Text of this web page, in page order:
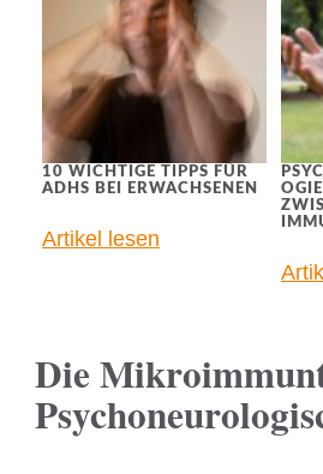
10 WICHTIGE TIPPS FÜR
ADHS BEI ERWACHSENEN
Artikel lesen
Die